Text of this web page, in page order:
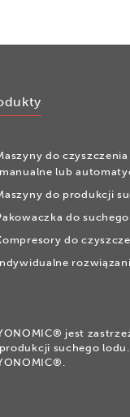
do
lub
do produkcji
do
do
jest
suchego